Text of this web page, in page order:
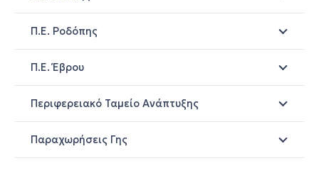
Π.Ε. Ροδόπης
Π.Ε. Έβρου
Περιφερειακό Ταμείο Ανάπτυξης
Παραχωρήσεις Γης